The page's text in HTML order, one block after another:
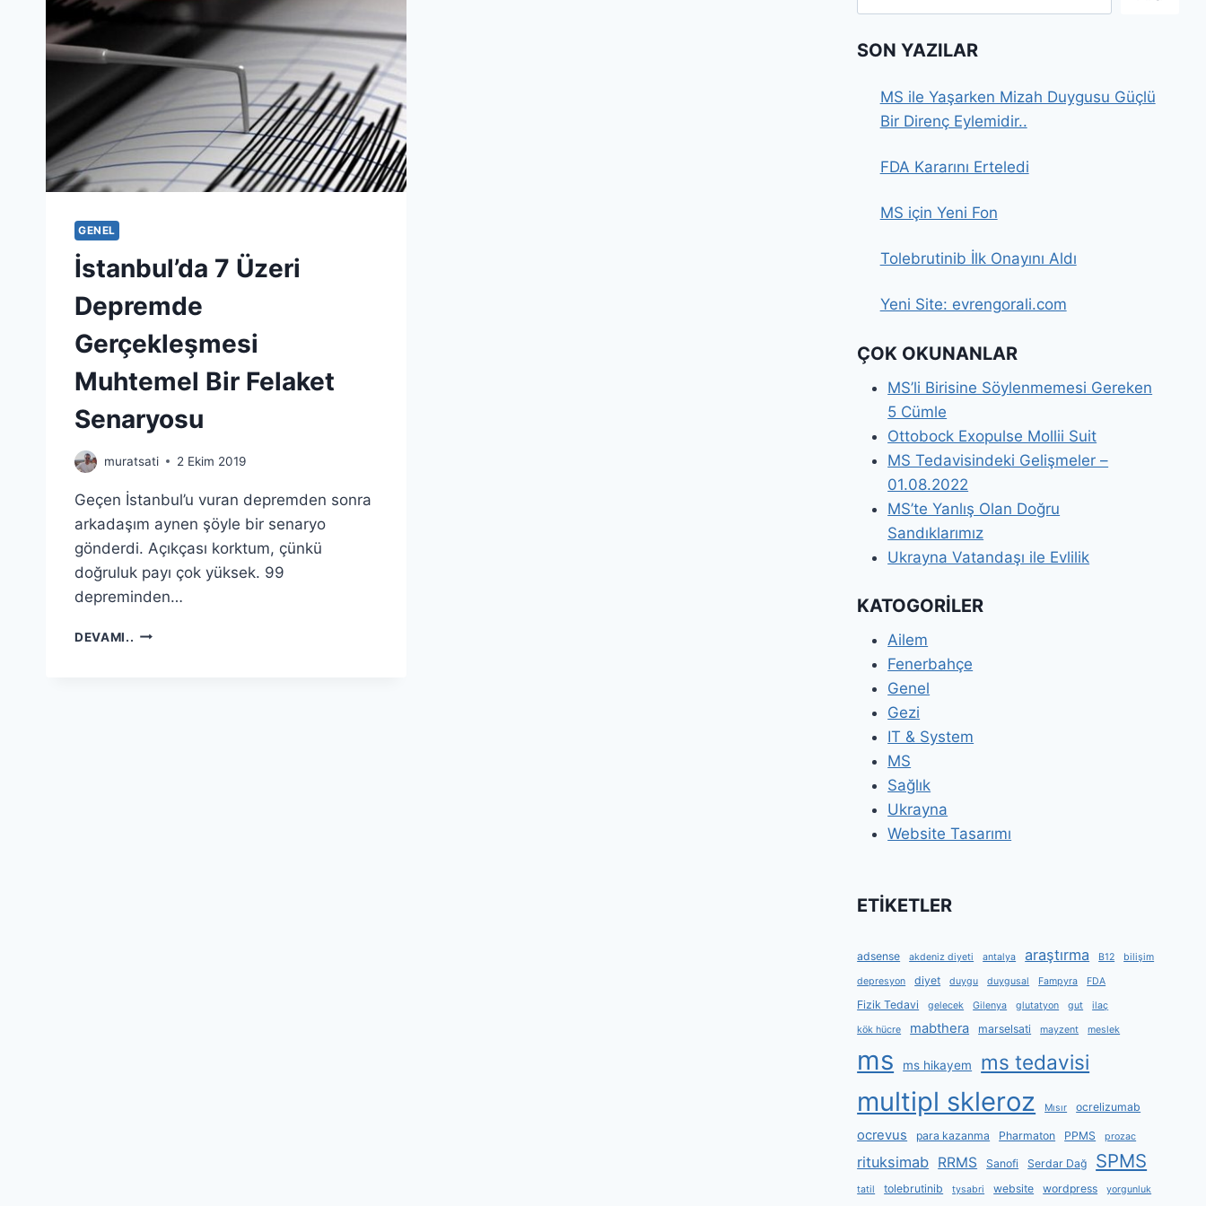
GENEL
İstanbul’da 7 Üzeri
Depremde
Gerçekleşmesi
Muhtemel Bir Felaket
Senaryosu
muratsati 2 Ekim 2019
Geçen İstanbul’u vuran depremden sonra
arkadaşım aynen şöyle bir senaryo
gönderdi. Açıkçası korktum, çünkü
doğruluk payı çok yüksek. 99
depreminden…
DEVAMI.. İSTANBUL’DA
SON YAZILAR
MS ile Yaşarken Mizah Duygusu Güçlü
Bir Direnç Eylemidir..
FDA Kararını Erteledi
MS için Yeni Fon
Tolebrutinib İlk Onayını Aldı
Yeni Site: evrengorali.com
ÇOK OKUNANLAR
MS’li Birisine Söylenmemesi Gereken
5 Cümle
Ottobock Exopulse Mollii Suit
MS Tedavisindeki Gelişmeler –
01.08.2022
MS’te Yanlış Olan Doğru
Sandıklarımız
Ukrayna Vatandaşı ile Evlilik
KATOGORİLER
Ailem
Fenerbahçe
Genel
Gezi
IT & System
MS
Sağlık
Ukrayna
Website Tasarımı
ETİKETLER
adsense akdeniz diyeti antalya araştırma B12 bilişim
depresyon diyet duygu duygusal Fampyra FDA
Fizik Tedavi gelecek Gilenya glutatyon gut ilaç
kök hücre mabthera marselsati mayzent meslek
ms ms hikayem ms tedavisi
multipl skleroz Mısır ocrelizumab
ocrevus para kazanma Pharmaton PPMS prozac
rituksimab RRMS Sanofi Serdar Dağ SPMS
tatil tolebrutinib tysabri website wordpress yorgunluk